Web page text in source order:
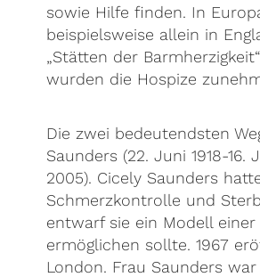
sowie Hilfe finden. In
beispielsweise allein in
„Stätten der
wurden die Hospize
Die zwei bedeutendsten
Saunders (22. Juni 1918-
2005). Cicely Saunders
Schmerzkontrolle und
entwarf sie ein Modell
ermöglichen sollte. 1967
London. Frau Saunders